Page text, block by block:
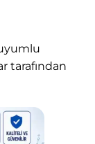
tarafından